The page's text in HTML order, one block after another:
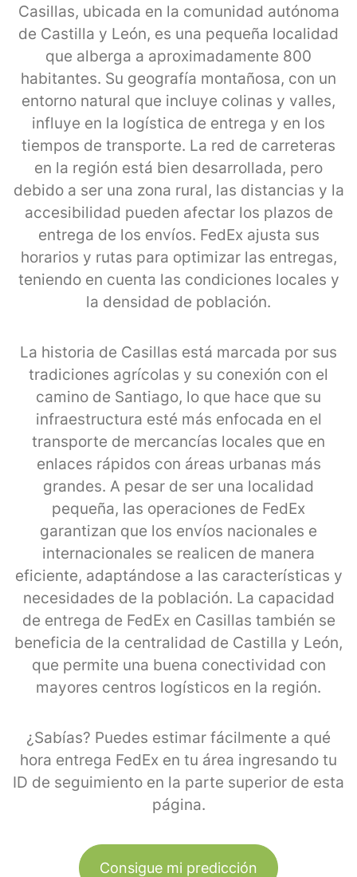
Casillas, ubicada en la comunidad autónoma
de Castilla y León, es una pequeña localidad
que alberga a aproximadamente 800
habitantes. Su geografía montañosa, con un
entorno natural que incluye colinas y valles,
influye en la logística de entrega y en los
tiempos de transporte. La red de carreteras
en la región está bien desarrollada, pero
debido a ser una zona rural, las distancias y la
accesibilidad pueden afectar los plazos de
entrega de los envíos. FedEx ajusta sus
horarios y rutas para optimizar las entregas,
teniendo en cuenta las condiciones locales y
la densidad de población.
La historia de Casillas está marcada por sus
tradiciones agrícolas y su conexión con el
camino de Santiago, lo que hace que su
infraestructura esté más enfocada en el
transporte de mercancías locales que en
enlaces rápidos con áreas urbanas más
grandes. A pesar de ser una localidad
pequeña, las operaciones de FedEx
garantizan que los envíos nacionales e
internacionales se realicen de manera
eficiente, adaptándose a las características y
necesidades de la población. La capacidad
de entrega de FedEx en Casillas también se
beneficia de la centralidad de Castilla y León,
que permite una buena conectividad con
mayores centros logísticos en la región.
¿Sabías? Puedes estimar fácilmente a qué
hora entrega FedEx en tu área ingresando tu
ID de seguimiento en la parte superior de esta
página.
Consigue mi predicción